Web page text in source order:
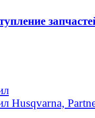
Husqvarna,